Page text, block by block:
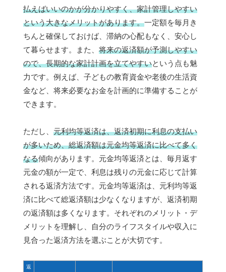
払えばいいのかが分かりやすく、家計管理しやすい
という大きなメリットがあります。一定額を毎月き
ちんと確保しておけば、滞納の心配もなく、安心し
て暮らせます。また、 将来の返済額が予測しやすい
ので、長期的な家計計画を立てやすいという点も魅
力です。例えば、子どもの教育資金や老後の生活資
金など、将来必要なお金を計画的に準備することが
できます。
ただし、 元利均等返済は、返済初期に利息の支払い
が多いため、総返済額は元金均等返済に比べて多く
なる傾向があります。元金均等返済とは、毎月返す
元金の額が一定で、利息は残りの元金に応じて計算
される返済方法です。元金均等返済は、元利均等返
済に比べて総返済額は少なくなりますが、返済初期
の返済額は多くなります。それぞれのメリット・デ
メリットを理解し、自分のライフスタイルや収入に
見合った返済方法を選ぶことが大切です。
返